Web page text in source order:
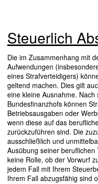
Steuerlich
Die im Zusammenhang mit
Aufwendungen
eines Strafverteidigers)
geltend machen. Dies gilt
eine kleine Ausnahme.
Bundesfinanzhofs können
Betriebsausgaben oder
wenn diese auf das
zurückzuführen sind. Die
ausschließlich und
Ausübung seiner
keine Rolle, ob der Vorwurf
jedem Fall mit Ihrem
Ihrem Fall abzugsfähig sind